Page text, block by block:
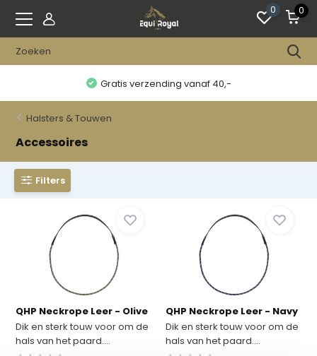
0 0
Gratis verzending vanaf 40,-
Halsters & Touwen
Accessoires
Filters
QHP Neckrope Leer - Olive
Dik en sterk touw voor om de
hals van het paard....
QHP Neckrope Leer - Navy
Dik en sterk touw voor om de
hals van het paard....